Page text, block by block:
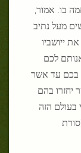
בו. אמור,
מעל נתיב
ייושביו
לכם
בכם עד אשר
בהם
בעולם הזה